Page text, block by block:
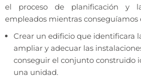
el proceso de planificación y
empleados mientras conseguíamos
Crear un edificio que identificara
ampliar y adecuar las
conseguir el conjunto construido
una unidad.